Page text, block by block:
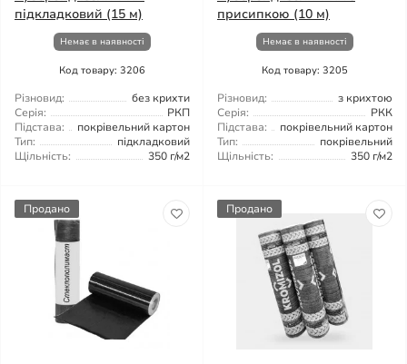
підкладковий (15 м)
Немає в наявності
Код товару: 3206
Різновид:
без крихти
Серія:
РКП
Підстава:
покрівельний картон
Тип:
підкладковий
Щільність:
350 г/м2
присипкою (10 м)
Немає в наявності
Код товару: 3205
Різновид:
з крихтою
Серія:
РКК
Підстава:
покрівельний картон
Тип:
покрівельний
Щільність:
350 г/м2
Продано Продано